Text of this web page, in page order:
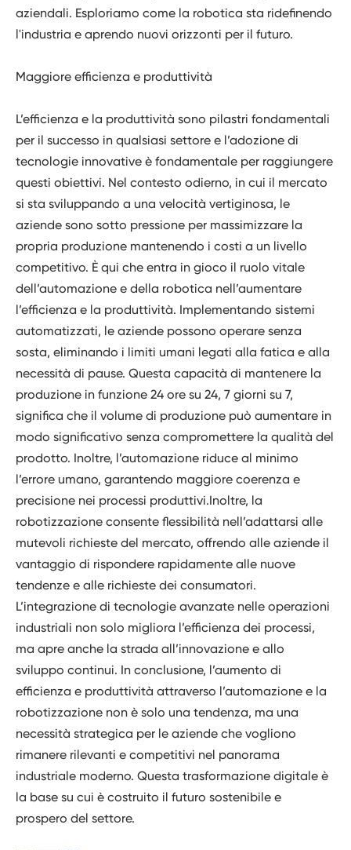
aziendali. Esploriamo come la robotica sta ridefinendo
l'industria e aprendo nuovi orizzonti per il futuro.
Maggiore efficienza e produttività
L’efficienza e la produttività sono pilastri fondamentali
per il successo in qualsiasi settore e l’adozione di
tecnologie innovative è fondamentale per raggiungere
questi obiettivi. Nel contesto odierno, in cui il mercato
si sta sviluppando a una velocità vertiginosa, le
aziende sono sotto pressione per massimizzare la
propria produzione mantenendo i costi a un livello
competitivo. È qui che entra in gioco il ruolo vitale
dell’automazione e della robotica nell’aumentare
l’efficienza e la produttività. Implementando sistemi
automatizzati, le aziende possono operare senza
sosta, eliminando i limiti umani legati alla fatica e alla
necessità di pause. Questa capacità di mantenere la
produzione in funzione 24 ore su 24, 7 giorni su 7,
significa che il volume di produzione può aumentare in
modo significativo senza compromettere la qualità del
prodotto. Inoltre, l’automazione riduce al minimo
l’errore umano, garantendo maggiore coerenza e
precisione nei processi produttivi.Inoltre, la
robotizzazione consente flessibilità nell’adattarsi alle
mutevoli richieste del mercato, offrendo alle aziende il
vantaggio di rispondere rapidamente alle nuove
tendenze e alle richieste dei consumatori.
L’integrazione di tecnologie avanzate nelle operazioni
industriali non solo migliora l’efficienza dei processi,
ma apre anche la strada all’innovazione e allo
sviluppo continui. In conclusione, l’aumento di
efficienza e produttività attraverso l’automazione e la
robotizzazione non è solo una tendenza, ma una
necessità strategica per le aziende che vogliono
rimanere rilevanti e competitivi nel panorama
industriale moderno. Questa trasformazione digitale è
la base su cui è costruito il futuro sostenibile e
prospero del settore.